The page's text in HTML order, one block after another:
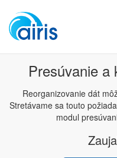
Presúvanie a
Reorganizovanie dát
Stretávame sa touto
modul